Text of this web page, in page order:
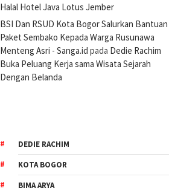
Halal Hotel Java Lotus Jember
BSI Dan RSUD Kota Bogor Salurkan Bantuan
Paket Sembako Kepada Warga Rusunawa
Menteng Asri - Sanga.id pada Dedie Rachim
Buka Peluang Kerja sama Wisata Sejarah
Dengan Belanda
DEDIE RACHIM
KOTA BOGOR
BIMA ARYA